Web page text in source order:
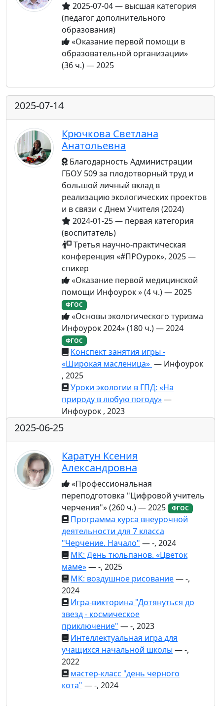
2025-07-04 — высшая категория
(педагог дополнительного
образования)
«Оказание первой помощи в
образовательной организации»
(36 ч.) — 2025
2025-07-14
Крючкова Светлана
Анатольевна
Благодарность Администрации
ГБОУ 509 за плодотворный труд и
большой личный вклад в
реализацию экологических проектов
и в связи с Днем Учителя (2024)
2024-01-25 — первая категория
(воспитатель)
Третья научно-практическая
конференция «#ПРОурок», 2025 —
спикер
«Оказание первой медицинской
помощи Инфоурок » (4 ч.) — 2025
ФГОС
«Основы экологического туризма
Инфоурок 2024» (180 ч.) — 2024
ФГОС
Конспект занятия игры -
«Широкая масленица» — Инфоурок
, 2025
Уроки экологии в ГПД: «На
природу в любую погоду»—
Инфоурок , 2023
2025-06-25
Каратун Ксения
Александровна
«Профессиональная
переподготовка "Цифровой учитель
черчения"» (260 ч.) — 2025
ФГОС
Программа курса внеурочной
деятельности для 7 класса
"Черчение. Начало" — -, 2024
МК: День тюльпанов. «Цветок
маме»— -, 2025
МК: воздушное рисование— -,
2024
Игра-викторина "Дотянуться до
звезд - космическое
приключение" — -, 2023
Интеллектуальная игра для
учащихся начальной школы — -,
2022
мастер-класс "день черного
кота" — -, 2024